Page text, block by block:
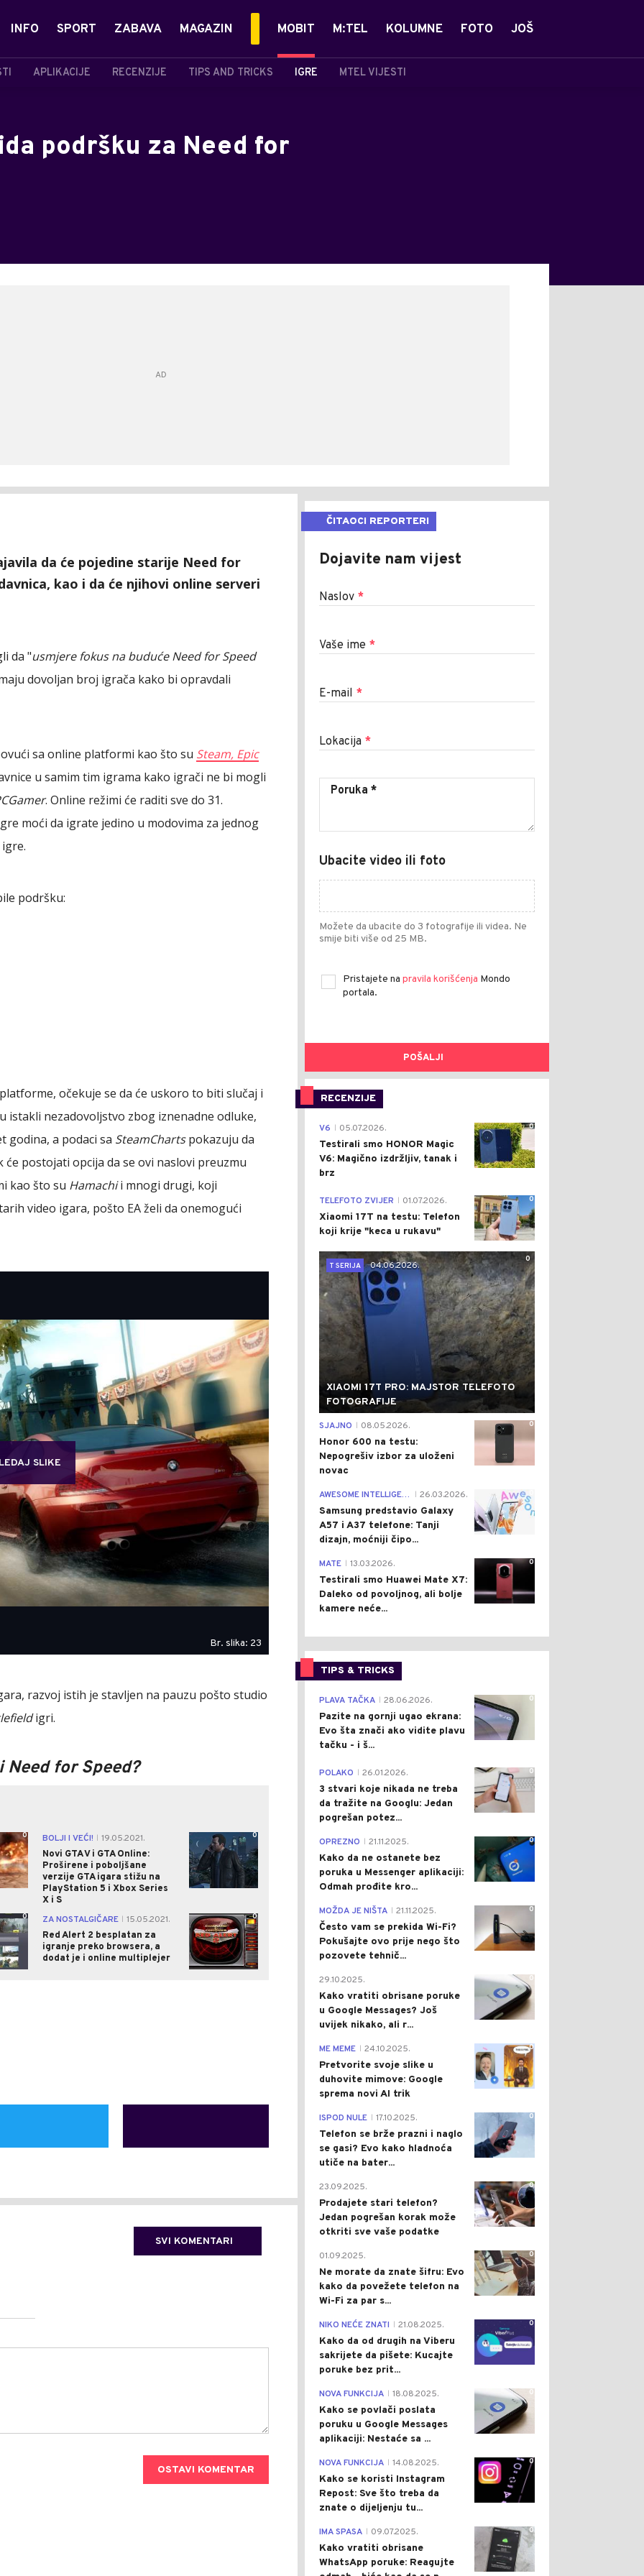
INFO SPORT ZABAVA MAGAZIN MOBIT
APLIKACIJE RECENZIJE TIPS AND TRICKS IGRE MTEL VIJESTI
M:TEL KOLUMNE FOTO JOŠ
podršku za Need for
da će pojedine starije Need for
kao i da će njihovi online serveri
da "usmjere fokus na buduće Need for Speed
dovoljan broj igrača kako bi opravdali
sa online platformi kao što su Steam, Epic
u samim tim igrama kako igrači ne bi mogli
. Online režimi će raditi sve do 31.
moći da igrate jedino u modovima za jednog
podršku:
očekuje se da će uskoro to biti slučaj i
istakli nezadovoljstvo zbog iznenadne odluke,
godina, a podaci sa SteamChartspokazuju da
će postojati opcija da se ovi naslovi preuzmu
kao što su Hamachii mnogi drugi, koji
video igara, pošto EA želi da onemogući
SLIKE
Br. slika: 23
razvoj istih je stavljen na pauzu pošto studio
igri.
for Speed?
0 BOLJI I VEĆI!
19.05.2021.
Novi GTA V i GTA Online:
Proširene i poboljšane
verzije GTA igara stižu na
PlayStation 5 i Xbox Series
X i S
0
0 ZA NOSTALGIČARE
15.05.2021.
Red Alert 2 besplatan za
igranje preko browsera, a
dodat je i online multiplejer
0
SVI KOMENTARI
OSTAVI KOMENTAR
ČITAOCI REPORTERI
Dojavite nam vijest
Naslov *
Vaše ime *
E-mail *
Lokacija *
Ubacite video ili foto
Možete da ubacite do 3 fotografije ili videa. Ne
smije biti više od 25 MB.
Pristajete na pravila korišćenja Mondo
portala.
POŠALJI
RECENZIJE
0
V6 05.07.2026.
Testirali smo HONOR Magic
V6: Magično izdržljiv, tanak i
brz
0
TELEFOTO ZVIJER 01.07.2026.
Xiaomi 17T na testu: Telefon
koji krije "keca u rukavu"
0
T SERIJA
04.06.2026.
XIAOMI 17T PRO: MAJSTOR TELEFOTO
FOTOGRAFIJE
0
SJAJNO 08.05.2026.
Honor 600 na testu:
Nepogrešiv izbor za uloženi
novac
AWESOME INTELLIGENCE 26.03.2026.
Samsung predstavio Galaxy
A57 i A37 telefone: Tanji
dizajn, moćniji čipo...
0
MATE 13.03.2026.
Testirali smo Huawei Mate X7:
Daleko od povoljnog, ali bolje
kamere neće...
TIPS & TRICKS
0
PLAVA TAČKA 28.06.2026.
Pazite na gornji ugao ekrana:
Evo šta znači ako vidite plavu
tačku - i š...
0
POLAKO 26.01.2026.
3 stvari koje nikada ne treba
da tražite na Googlu: Jedan
pogrešan potez...
0
OPREZNO 21.11.2025.
Kako da ne ostanete bez
poruka u Messenger aplikaciji:
Odmah prođite kro...
0
MOŽDA JE NIŠTA 21.11.2025.
Često vam se prekida Wi-Fi?
Pokušajte ovo prije nego što
pozovete tehnič...
0
29.10.2025.
Kako vratiti obrisane poruke
u Google Messages? Još
uvijek nikako, ali r...
0
ME MEME 24.10.2025.
Pretvorite svoje slike u
duhovite mimove: Google
sprema novi AI trik
0
ISPOD NULE 17.10.2025.
Telefon se brže prazni i naglo
se gasi? Evo kako hladnoća
utiče na bater...
0
23.09.2025.
Prodajete stari telefon?
Jedan pogrešan korak može
otkriti sve vaše podatke
0
01.09.2025.
Ne morate da znate šifru: Evo
kako da povežete telefon na
Wi-Fi za par s...
0
NIKO NEĆE ZNATI 21.08.2025.
Kako da od drugih na Viberu
sakrijete da pišete: Kucajte
poruke bez prit...
0
NOVA FUNKCIJA 18.08.2025.
Kako se povlači poslata
poruku u Google Messages
aplikaciji: Nestaće sa ...
0
NOVA FUNKCIJA 14.08.2025.
Kako se koristi Instagram
Repost: Sve što treba da
znate o dijeljenju tu...
0
IMA SPASA 09.07.2025.
Kako vratiti obrisane
WhatsApp poruke: Reagujte